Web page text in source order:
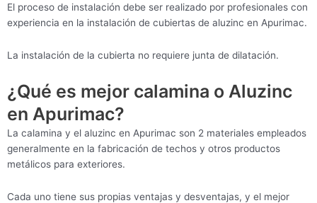
El proceso de instalación debe ser realizado por profesionales con
experiencia en la instalación de cubiertas de aluzinc en Apurimac.
La instalación de la cubierta no requiere junta de dilatación.
¿Qué es mejor calamina o Aluzinc
en Apurimac?
La calamina y el aluzinc en Apurimac son 2 materiales empleados
generalmente en la fabricación de techos y otros productos
metálicos para exteriores.
Cada uno tiene sus propias ventajas y desventajas, y el mejor